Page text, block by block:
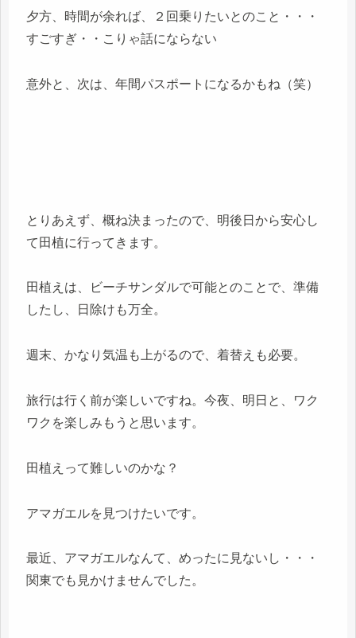
夕方、時間が余れば、２回乗りたいとのこと・・・
すごすぎ・・こりゃ話にならない
意外と、次は、年間パスポートになるかもね（笑）
とりあえず、概ね決まったので、明後日から安心し
て田植に行ってきます。
田植えは、ビーチサンダルで可能とのことで、準備
したし、日除けも万全。
週末、かなり気温も上がるので、着替えも必要。
旅行は行く前が楽しいですね。今夜、明日と、ワク
ワクを楽しみもうと思います。
田植えって難しいのかな？
アマガエルを見つけたいです。
最近、アマガエルなんて、めったに見ないし・・・
関東でも見かけませんでした。